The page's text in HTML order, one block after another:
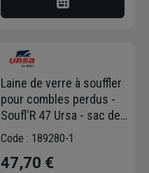
Laine de verre à souffler
pour combles perdus -
Soufl'R 47 Ursa - sac de
16,6 KG
Code : 189280-1
47,70 €